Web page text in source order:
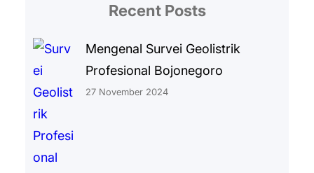
Recent Posts
Mengenal Survei Geolistrik
Profesional Bojonegoro
27 November 2024